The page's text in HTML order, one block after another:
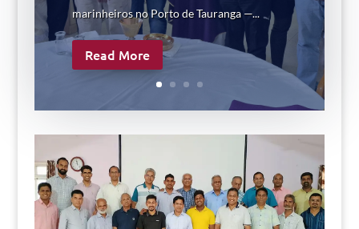
marinheiros no Porto de Tauranga —...
Read More